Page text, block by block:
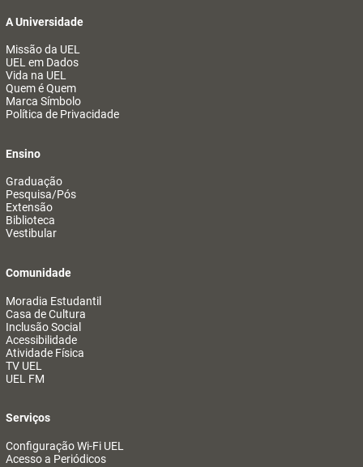
A Universidade
Missão da UEL
UEL em Dados
Vida na UEL
Quem é Quem
Marca Símbolo
Política de Privacidade
Ensino
Graduação
Pesquisa/Pós
Extensão
Biblioteca
Vestibular
Comunidade
Moradia Estudantil
Casa de Cultura
Inclusão Social
Acessibilidade
Atividade Física
TV UEL
UEL FM
Serviços
Configuração Wi-Fi UEL
Acesso a Periódicos